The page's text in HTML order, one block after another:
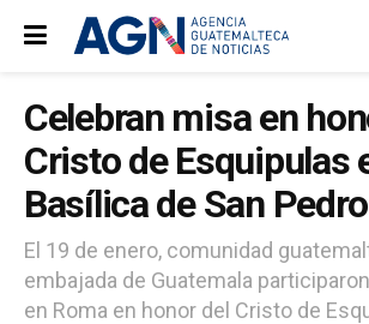
Celebran misa en
Cristo de Esquipulas
Basílica de San Pedro
El 19 de enero, comunidad
embajada de Guatemala
en Roma en honor del Cristo de